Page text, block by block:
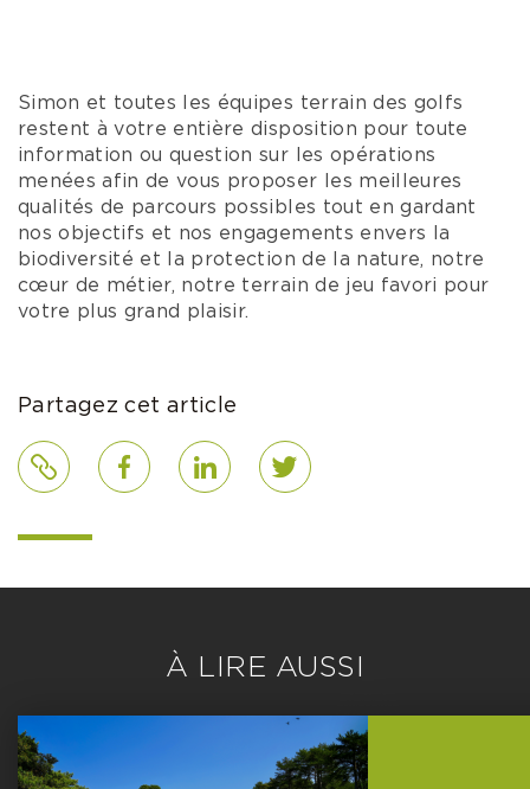
Simon et toutes les équipes terrain des golfs
restent à votre entière disposition pour toute
information ou question sur les opérations
menées afin de vous proposer les meilleures
qualités de parcours possibles tout en gardant
nos objectifs et nos engagements envers la
biodiversité et la protection de la nature, notre
cœur de métier, notre terrain de jeu favori pour
votre plus grand plaisir.
Partagez cet article
Lien FacebookLinkedIn Twitter
À LIRE AUSSI